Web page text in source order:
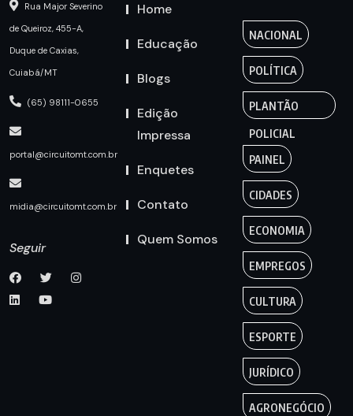
Rua Major Severino
de Queiroz, 455-A,
Duque de Caxias,
Cuiabá/MT
(65) 98111-0655
portal@circuitomt.com.br
midia@circuitomt.com.br
Seguir
Home
Educação
Blogs
Edição
Impressa
Enquetes
Contato
Quem Somos
NACIONAL
POLÍTICA
PLANTÃO
POLICIAL
PAINEL
CIDADES
ECONOMIA
EMPREGOS
CULTURA
ESPORTE
JURÍDICO
AGRONEGÓCIO